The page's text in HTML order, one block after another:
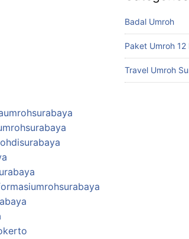
Badal Umroh
Paket Umroh 12
Travel Umroh